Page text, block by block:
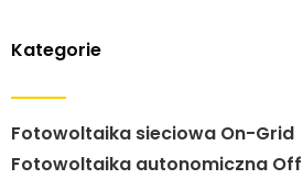
Kategorie
Fotowoltaika sieciowa On-Grid
Fotowoltaika autonomiczna